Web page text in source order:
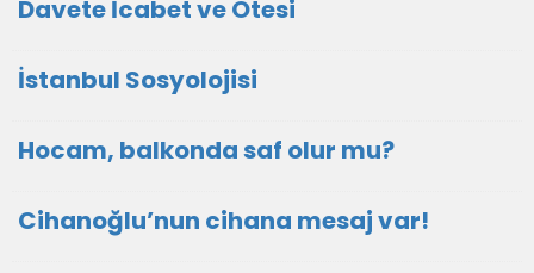
Davete İcabet ve Ötesi
İstanbul Sosyolojisi
Hocam, balkonda saf olur mu?
Cihanoğlu’nun cihana mesaj var!